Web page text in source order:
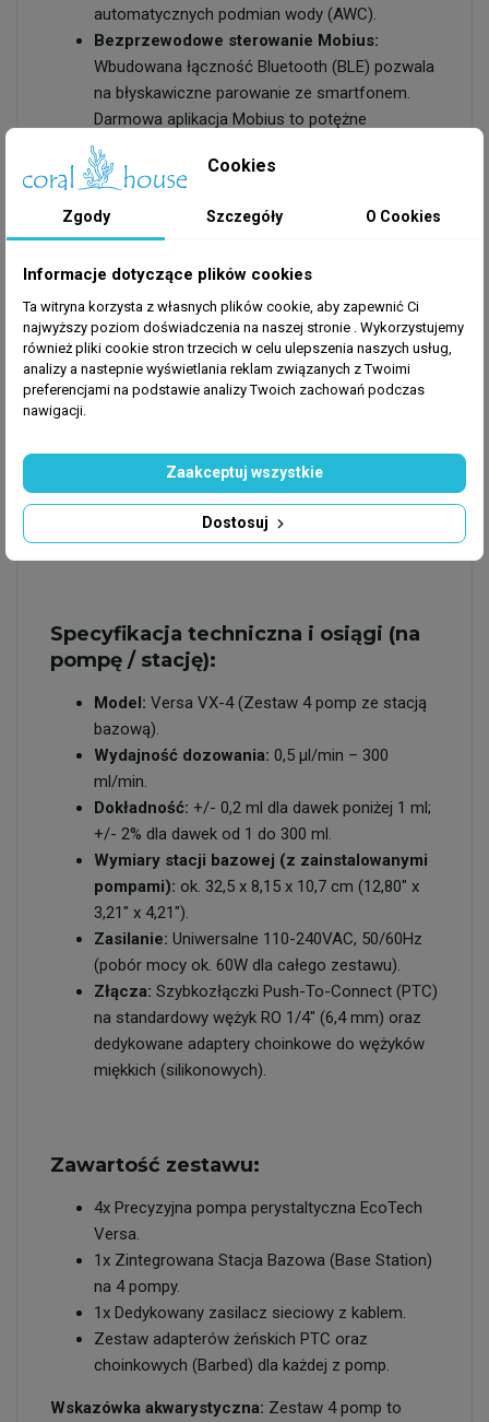
automatycznych podmian wody (AWC).
Bezprzewodowe sterowanie Mobius:
Wbudowana łączność Bluetooth (BLE) pozwala
na błyskawiczne parowanie ze smartfonem.
Darmowa aplikacja Mobius to potężne
narzędzie umożliwiające zaplanowanie do 30
dyskretnych dawek dziennie dla każdej z pomp
ręcznego lub ciągłego.
przed błędem użytkownika – pozwala na
ustawienie limitów dozowania, zapobiegając
niebezpiecznemu przedawkowaniu płynów.
Dodatkowo, system potrafi "nadrobić"
pominięte dawki w przypadku chwilowego braku
wężyki i przekładnie planetarne umożliwiają
pokonywanie dużych oporów, w tym
podnoszenie słupa wody na wysokość aż do
5,5 metra (18 stóp).
Specyfikacja techniczna i osiągi (na
pompę / stację):
Model: Versa VX-4 (Zestaw 4 pomp ze stacją
bazową).
Wydajność dozowania: 0,5 µl/min – 300
ml/min.
Dokładność: +/- 0,2 ml dla dawek poniżej 1 ml;
+/- 2% dla dawek od 1 do 300 ml.
Wymiary stacji bazowej (z zainstalowanymi
pompami): ok. 32,5 x 8,15 x 10,7 cm (12,80" x
3,21" x 4,21").
Zasilanie: Uniwersalne 110-240VAC, 50/60Hz
(pobór mocy ok. 60W dla całego zestawu).
Złącza: Szybkozłączki Push-To-Connect (PTC)
na standardowy wężyk RO 1/4" (6,4 mm) oraz
dedykowane adaptery choinkowe do wężyków
miękkich (silikonowych).
Zawartość zestawu:
4x Precyzyjna pompa perystaltyczna EcoTech
Versa.
1x Zintegrowana Stacja Bazowa (Base Station)
na 4 pompy.
1x Dedykowany zasilacz sieciowy z kablem.
Zestaw adapterów żeńskich PTC oraz
choinkowych (Barbed) dla każdej z pomp.
Wskazówka akwarystyczna: Zestaw 4 pomp to
Cookies
Zgody Szczegóły O Cookies
Informacje dotyczące plików cookies
Ta witryna korzysta z własnych plików cookie, aby zapewnić Ci
najwyższy poziom doświadczenia na naszej stronie . Wykorzystujemy
również pliki cookie stron trzecich w celu ulepszenia naszych usług,
analizy a nastepnie wyświetlania reklam związanych z Twoimi
preferencjami na podstawie analizy Twoich zachowań podczas
nawigacji.
Dostosuj
Zaakceptuj wszystkie